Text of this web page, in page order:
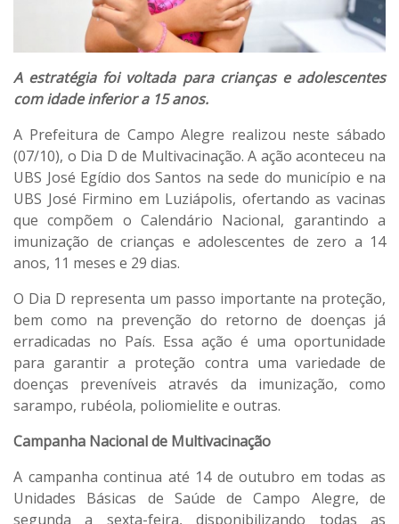
A estratégia foi voltada para crianças e adolescentes
com idade inferior a 15 anos.
A Prefeitura de Campo Alegre realizou neste sábado
(07/10), o Dia D de Multivacinação. A ação aconteceu na
UBS José Egídio dos Santos na sede do município e na
UBS José Firmino em Luziápolis, ofertando as vacinas
que compõem o Calendário Nacional, garantindo a
imunização de crianças e adolescentes de zero a 14
anos, 11 meses e 29 dias.
O Dia D representa um passo importante na proteção,
bem como na prevenção do retorno de doenças já
erradicadas no País. Essa ação é uma oportunidade
para garantir a proteção contra uma variedade de
doenças preveníveis através da imunização, como
sarampo, rubéola, poliomielite e outras.
Campanha Nacional de Multivacinação
A campanha continua até 14 de outubro em todas as
Unidades Básicas de Saúde de Campo Alegre, de
segunda a sexta-feira, disponibilizando todas as